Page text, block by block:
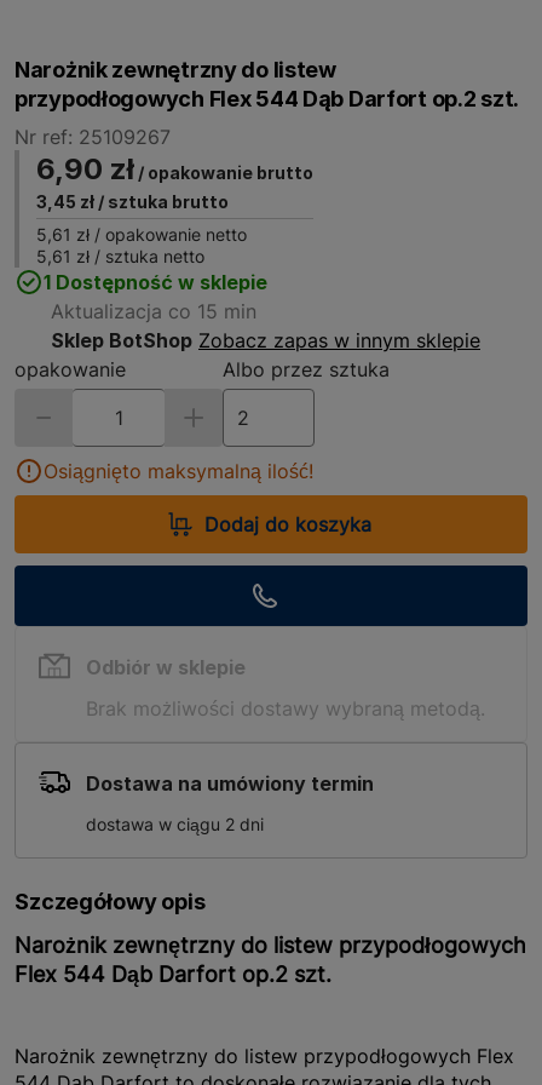
Narożnik zewnętrzny do listew
przypodłogowych Flex 544 Dąb Darfort op.2 szt.
Nr ref: 25109267
6,90 zł / opakowanie brutto
3,45 zł / sztuka brutto
5,61 zł / opakowanie netto
5,61 zł / sztuka netto
1 Dostępność w sklepie
Aktualizacja co 15 min
Sklep BotShop Zobacz zapas w innym sklepie
opakowanie
Albo przez sztuka
Osiągnięto maksymalną ilość!
Dodaj do koszyka
Odbiór w sklepie
Brak możliwości dostawy wybraną metodą.
Dostawa na umówiony termin
dostawa w ciągu 2 dni
Szczegółowy opis
Narożnik zewnętrzny do listew przypodłogowych
Flex 544 Dąb Darfort op.2 szt.
Narożnik zewnętrzny do listew przypodłogowych Flex